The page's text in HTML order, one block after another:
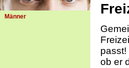
Männer
ob er